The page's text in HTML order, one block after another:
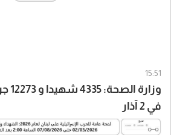
15:51
في 2 آذار